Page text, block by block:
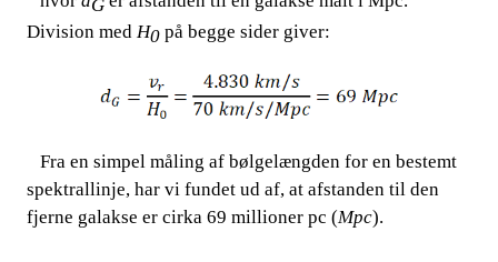
G
Division med​​ H0 ​​ på begge sider giver:
​​ ​​​​ Fra en simpel måling af bølgelængden for en bestemt
spektrallinje, har vi fundet ud af, at afstanden til den
fjerne galakse er cirka 69 millioner pc (Mpc).